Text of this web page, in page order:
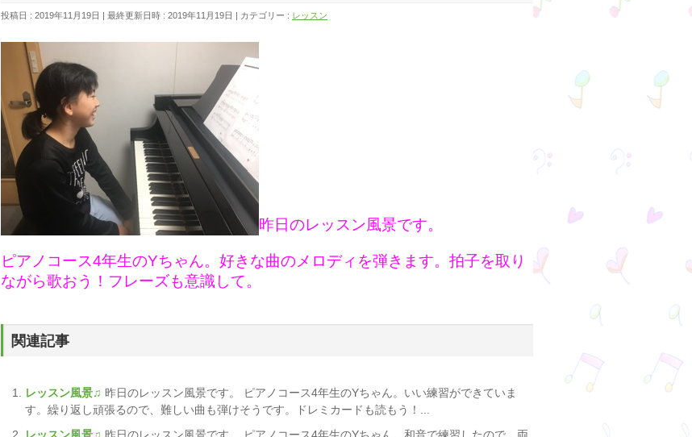
投稿日 : 2019年11月19日 最終更新日時 : 2019年11月19日 カテゴリー : レッスン
昨日のレッスン風景です。
ピアノコース4年生のYちゃん。好きな曲のメロディを弾きます。拍子を取り
ながら歌おう！フレーズも意識して。
関連記事
レッスン風景♫ 昨日のレッスン風景です。 ピアノコース4年生のYちゃん。いい練習ができていま
す。繰り返し頑張るので、難しい曲も弾けそうです。ドレミカードも読もう！...